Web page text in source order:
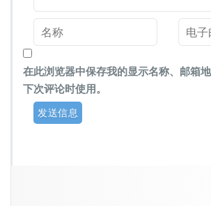
在此浏览器中保存我的显示名称、邮箱
下次评论时使用。